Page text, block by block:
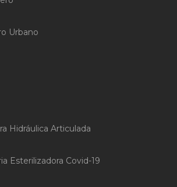
Urbano
Hidráulica Articulada
Esterilizadora Covid-19